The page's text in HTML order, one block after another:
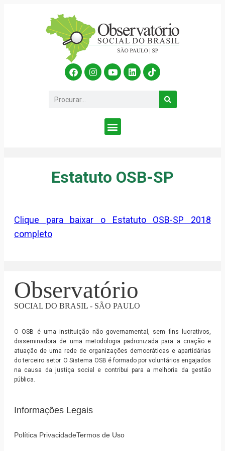
Estatuto OSB-SP
Clique para baixar o Estatuto OSB-SP 2018
completo
Observatório
SOCIAL DO BRASIL - SÃO PAULO
O OSB é uma instituição não governamental, sem fins lucrativos,
disseminadora de uma metodologia padronizada para a criação e
atuação de uma rede de organizações democráticas e apartidárias
do terceiro setor. O Sistema OSB é formado por voluntários engajados
na causa da justiça social e contribui para a melhoria da gestão
pública.
Informações Legais
Política PrivacidadeTermos de Uso